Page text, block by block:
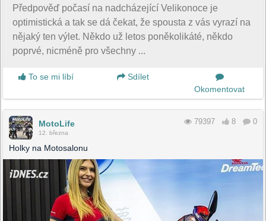
Předpověď počasí na nadcházející Velikonoce je
optimistická a tak se dá čekat, že spousta z vás vyrazí na
nějaký ten výlet. Někdo už letos poněkolikáté, někdo
poprvé, nicméně pro všechny ...
To se mi líbí
Sdílet
Okomentovat
MotoLife
12. března
79397 8 0
Holky na Motosalonu